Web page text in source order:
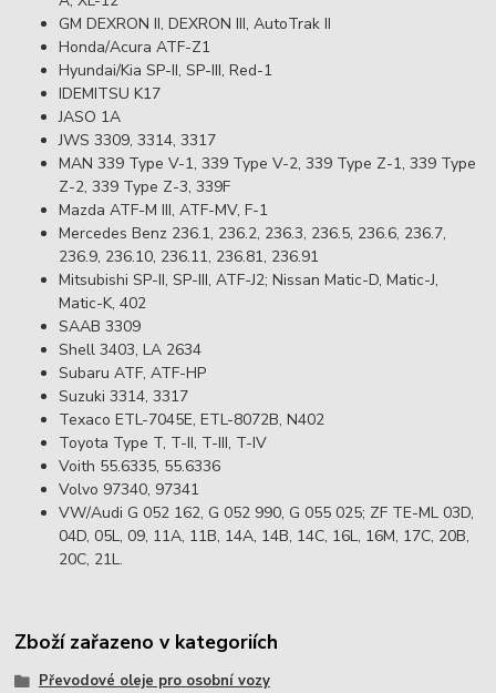
GM DEXRON II, DEXRON III, AutoTrak II
Honda/Acura ATF-Z1
Hyundai/Kia SP-II, SP-III, Red-1
IDEMITSU K17
JASO 1A
JWS 3309, 3314, 3317
MAN 339 Type V-1, 339 Type V-2, 339 Type Z-1, 339 Type
Z-2, 339 Type Z-3, 339F
Mazda ATF-M III, ATF-MV, F-1
Mercedes Benz 236.1, 236.2, 236.3, 236.5, 236.6, 236.7,
236.9, 236.10, 236.11, 236.81, 236.91
Mitsubishi SP-II, SP-III, ATF-J2; Nissan Matic-D, Matic-J,
Matic-K, 402
SAAB 3309
Shell 3403, LA 2634
Subaru ATF, ATF-HP
Suzuki 3314, 3317
Texaco ETL-7045E, ETL-8072B, N402
Toyota Type T, T-II, T-III, T-IV
Voith 55.6335, 55.6336
Volvo 97340, 97341
VW/Audi G 052 162, G 052 990, G 055 025; ZF TE-ML 03D,
04D, 05L, 09, 11A, 11B, 14A, 14B, 14C, 16L, 16M, 17C, 20B,
20C, 21L.
Zboží zařazeno v kategoriích
Převodové oleje pro osobní vozy